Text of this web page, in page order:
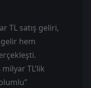
TL satış geliri,
hem
TL’lik